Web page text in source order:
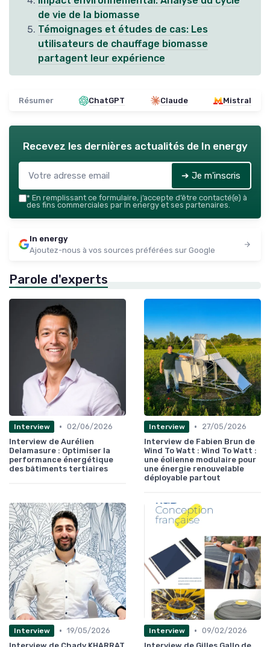
de vie de la biomasse
Témoignages et études de cas: Les
utilisateurs de chauffage biomasse
partagent leur expérience
Résumer ChatGPT Claude Mistral
Recevez les dernières actualités de In energy
➔ Je m'inscris
* En remplissant ce formulaire, j’accepte d’être contacté(e) à
des fins commerciales par In energy et ses partenaires.
In energy
Ajoutez-nous à vos sources préférées sur Google
Parole d'experts
Interview • 02/06/2026
Interview de Aurélien
Delamasure : Optimiser la
performance énergétique
des bâtiments tertiaires
Interview •
27/05/2026
Interview de Fabien Brun de
Wind To Watt : Wind To Watt :
une éolienne modulaire pour
une énergie renouvelable
déployable partout
Interview • 19/05/2026
Interview • 09/02/2026